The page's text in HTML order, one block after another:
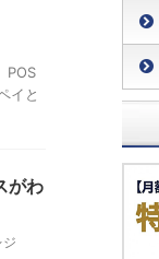
POS
イと
がわ
ジ